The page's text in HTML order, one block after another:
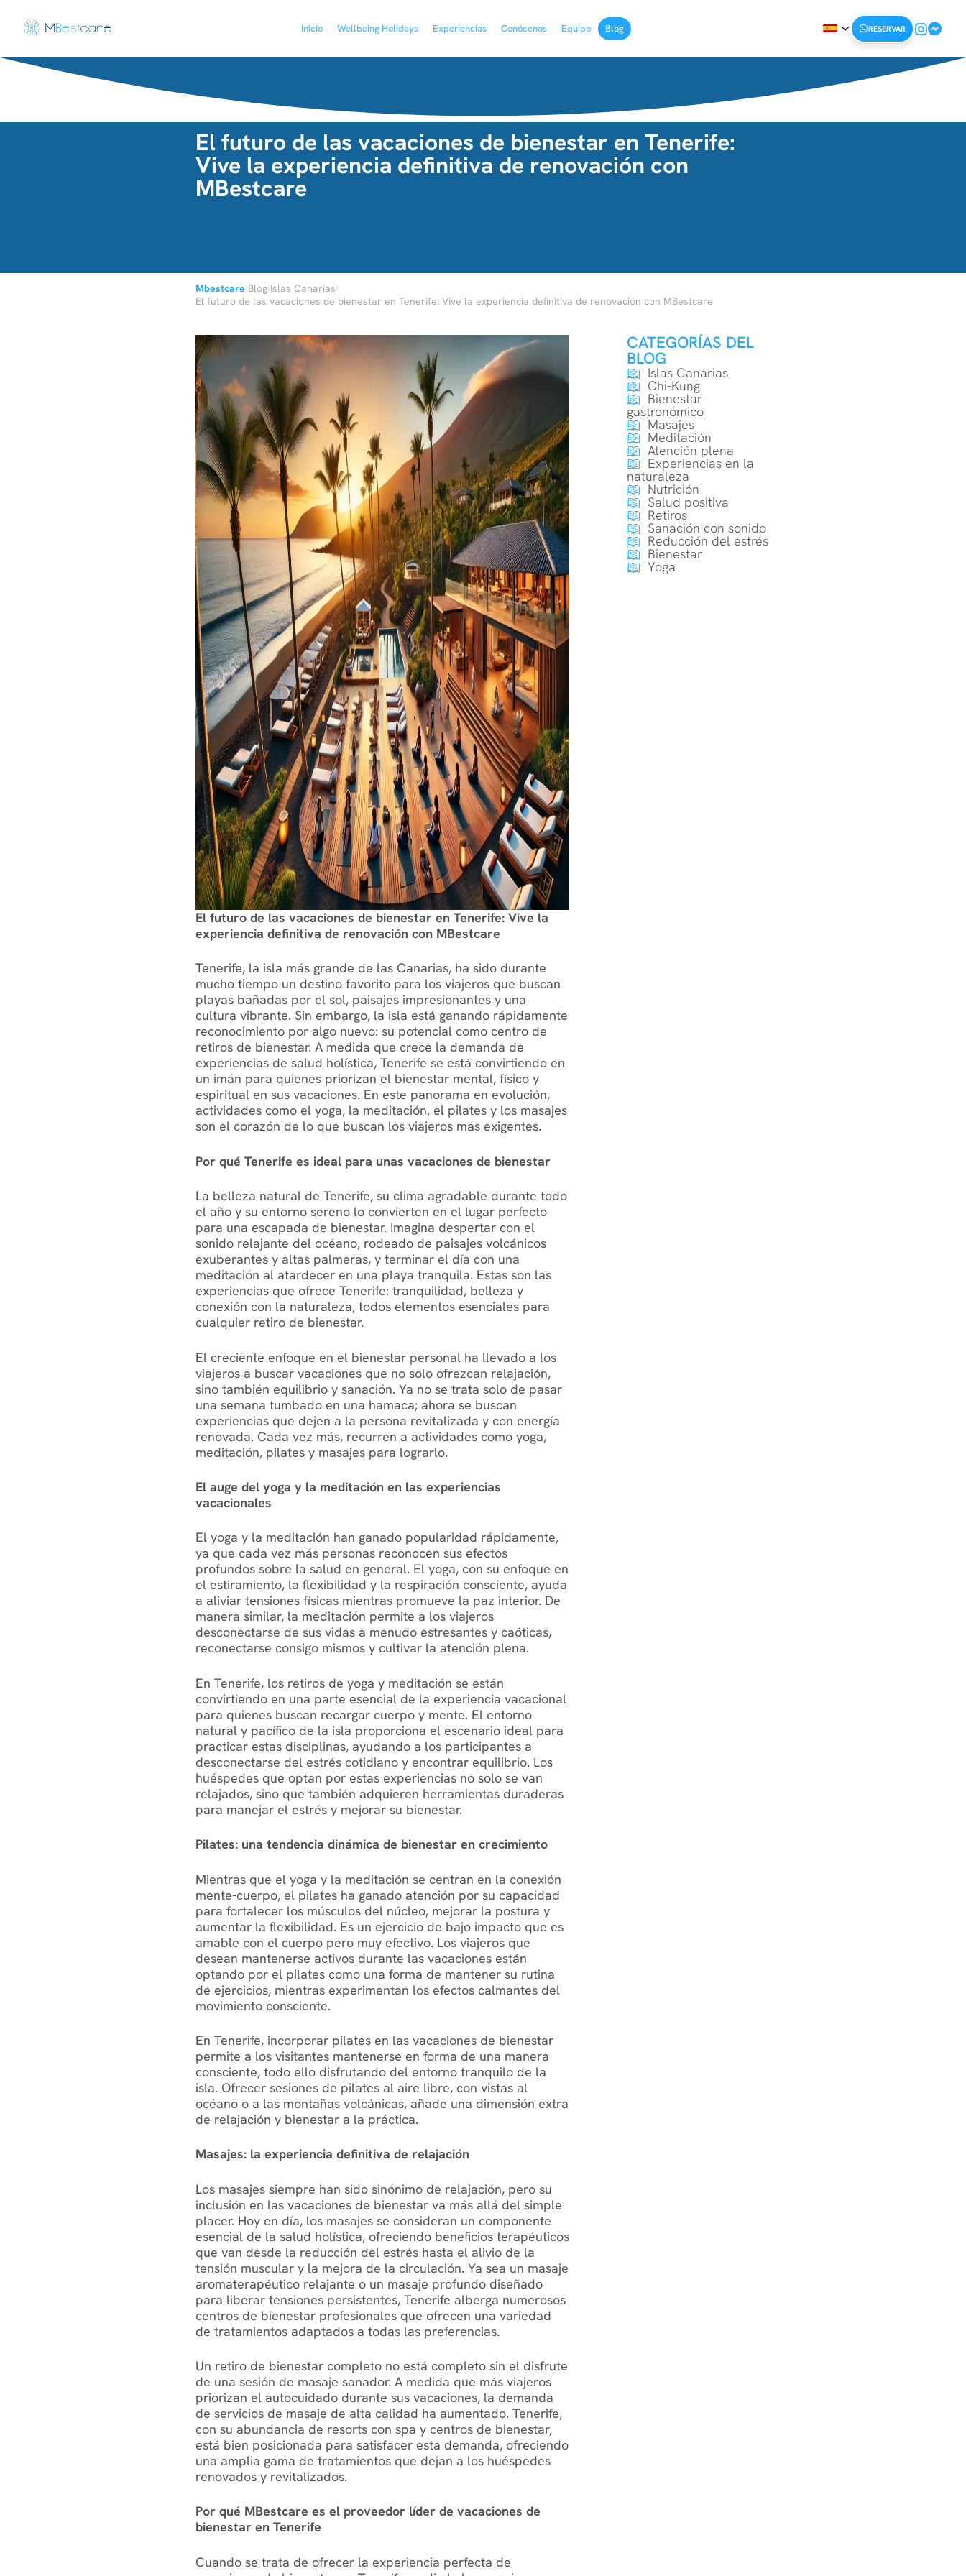
Inicio Wellbeing Holidays Experiencias Conócenos Equipo Blog RESERVAR
El futuro de las vacaciones de bienestar en Tenerife:
Vive la experiencia definitiva de renovación con
MBestcare
Mbestcare›Blog›Islas Canarias›
El futuro de las vacaciones de bienestar en Tenerife: Vive la experiencia definitiva de renovación con MBestcare
El futuro de las vacaciones de bienestar en Tenerife: Vive la
experiencia definitiva de renovación con MBestcare
Tenerife, la isla más grande de las Canarias, ha sido durante
mucho tiempo un destino favorito para los viajeros que buscan
playas bañadas por el sol, paisajes impresionantes y una
cultura vibrante. Sin embargo, la isla está ganando rápidamente
reconocimiento por algo nuevo: su potencial como centro de
retiros de bienestar. A medida que crece la demanda de
experiencias de salud holística, Tenerife se está convirtiendo en
un imán para quienes priorizan el bienestar mental, físico y
espiritual en sus vacaciones. En este panorama en evolución,
actividades como el yoga, la meditación, el pilates y los masajes
son el corazón de lo que buscan los viajeros más exigentes.
Por qué Tenerife es ideal para unas vacaciones de bienestar
La belleza natural de Tenerife, su clima agradable durante todo
el año y su entorno sereno lo convierten en el lugar perfecto
para una escapada de bienestar. Imagina despertar con el
sonido relajante del océano, rodeado de paisajes volcánicos
exuberantes y altas palmeras, y terminar el día con una
meditación al atardecer en una playa tranquila. Estas son las
experiencias que ofrece Tenerife: tranquilidad, belleza y
conexión con la naturaleza, todos elementos esenciales para
cualquier retiro de bienestar.
El creciente enfoque en el bienestar personal ha llevado a los
viajeros a buscar vacaciones que no solo ofrezcan relajación,
sino también equilibrio y sanación. Ya no se trata solo de pasar
una semana tumbado en una hamaca; ahora se buscan
experiencias que dejen a la persona revitalizada y con energía
renovada. Cada vez más, recurren a actividades como yoga,
meditación, pilates y masajes para lograrlo.
El auge del yoga y la meditación en las experiencias
vacacionales
El yoga y la meditación han ganado popularidad rápidamente,
ya que cada vez más personas reconocen sus efectos
profundos sobre la salud en general. El yoga, con su enfoque en
el estiramiento, la flexibilidad y la respiración consciente, ayuda
a aliviar tensiones físicas mientras promueve la paz interior. De
manera similar, la meditación permite a los viajeros
desconectarse de sus vidas a menudo estresantes y caóticas,
reconectarse consigo mismos y cultivar la atención plena.
En Tenerife, los retiros de yoga y meditación se están
convirtiendo en una parte esencial de la experiencia vacacional
para quienes buscan recargar cuerpo y mente. El entorno
natural y pacífico de la isla proporciona el escenario ideal para
practicar estas disciplinas, ayudando a los participantes a
desconectarse del estrés cotidiano y encontrar equilibrio. Los
huéspedes que optan por estas experiencias no solo se van
relajados, sino que también adquieren herramientas duraderas
para manejar el estrés y mejorar su bienestar.
Pilates: una tendencia dinámica de bienestar en crecimiento
Mientras que el yoga y la meditación se centran en la conexión
mente-cuerpo, el pilates ha ganado atención por su capacidad
para fortalecer los músculos del núcleo, mejorar la postura y
aumentar la flexibilidad. Es un ejercicio de bajo impacto que es
amable con el cuerpo pero muy efectivo. Los viajeros que
desean mantenerse activos durante las vacaciones están
optando por el pilates como una forma de mantener su rutina
de ejercicios, mientras experimentan los efectos calmantes del
movimiento consciente.
En Tenerife, incorporar pilates en las vacaciones de bienestar
permite a los visitantes mantenerse en forma de una manera
consciente, todo ello disfrutando del entorno tranquilo de la
isla. Ofrecer sesiones de pilates al aire libre, con vistas al
océano o a las montañas volcánicas, añade una dimensión extra
de relajación y bienestar a la práctica.
Masajes: la experiencia definitiva de relajación
Los masajes siempre han sido sinónimo de relajación, pero su
inclusión en las vacaciones de bienestar va más allá del simple
placer. Hoy en día, los masajes se consideran un componente
esencial de la salud holística, ofreciendo beneficios terapéuticos
que van desde la reducción del estrés hasta el alivio de la
tensión muscular y la mejora de la circulación. Ya sea un masaje
aromaterapéutico relajante o un masaje profundo diseñado
para liberar tensiones persistentes, Tenerife alberga numerosos
centros de bienestar profesionales que ofrecen una variedad
de tratamientos adaptados a todas las preferencias.
Un retiro de bienestar completo no está completo sin el disfrute
de una sesión de masaje sanador. A medida que más viajeros
priorizan el autocuidado durante sus vacaciones, la demanda
de servicios de masaje de alta calidad ha aumentado. Tenerife,
con su abundancia de resorts con spa y centros de bienestar,
está bien posicionada para satisfacer esta demanda, ofreciendo
una amplia gama de tratamientos que dejan a los huéspedes
renovados y revitalizados.
Por qué MBestcare es el proveedor líder de vacaciones de
bienestar en Tenerife
Cuando se trata de ofrecer la experiencia perfecta de
CATEGORÍAS DEL
BLOG
Islas Canarias
Chi-Kung
Bienestar
gastronómico
Masajes
Meditación
Atención plena
Experiencias en la
naturaleza
Nutrición
Salud positiva
Retiros
Sanación con sonido
Reducción del estrés
Bienestar
Yoga